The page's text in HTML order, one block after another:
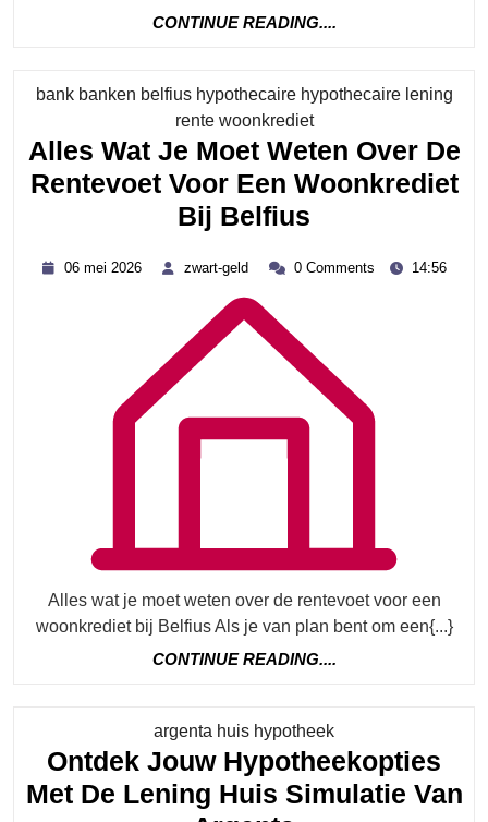
CONTINUE READING....
bank banken belfius hypothecaire hypothecaire lening
rente woonkredietCategory
Alles Wat Je Moet Weten Over De
Rentevoet Voor Een Woonkrediet
Bij Belfius
Je
Weten
Over
De
Woonkrediet
Bij
Belfius
06 mei 2026 zwart-geld
zwart- 0 Comments 14:56
Alles wat je moet weten over de rentevoet voor een
woonkrediet bij Belfius Als je van plan bent om een{...}
CONTINUE READING....
argenta huis hypotheekCategory
Ontdek Jouw Hypotheekopties
Met De Lening Huis Simulatie Van